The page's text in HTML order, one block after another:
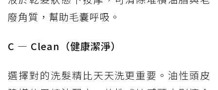
廢角質，幫助毛囊呼吸。
C — Clean（健康潔淨）
選擇對的洗髮精比天天洗更重要。油性頭皮